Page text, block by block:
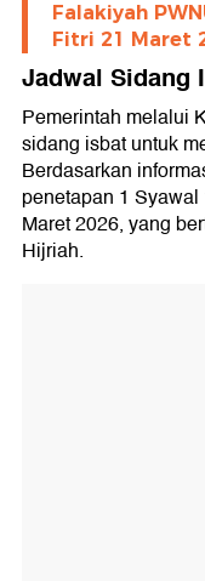
Falakiyah
Fitri 21 Maret
Jadwal Sidang
Pemerintah melalui
sidang isbat untuk
Berdasarkan
penetapan 1
Maret 2026, yang
Hijriah.